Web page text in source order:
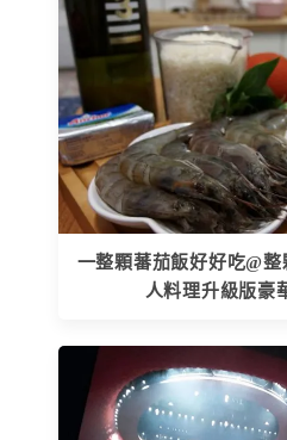
一整顆蕃茄飯好好吃@
人料理升級版豪